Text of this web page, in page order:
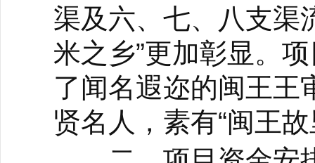
渠及六、七、八支渠
米之乡”更加彰显。
了闻名遐迩的闽王王
贤名人，素有“闽王